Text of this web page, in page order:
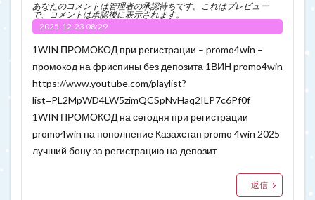
あなたのコメントは管理者の承認待ちです。これはプレビュー
で、コメントは承認後に表示されます。
2025-12-23 08:29
1WIN ПРОМОКОД при регистрации – promo4win –
промокод на фриспины без депозита 1ВИН promo4win
https://www.youtube.com/playlist?
list=PL2MpWD4LW5zimQCSpNvHaq2ILP7c6Pf0f
1WIN ПРОМОКОД на сегодня при регистрации
promo4win на пополнение Казахстан promo 4win 2025
лучший бону за регистрацию на депозит
返信